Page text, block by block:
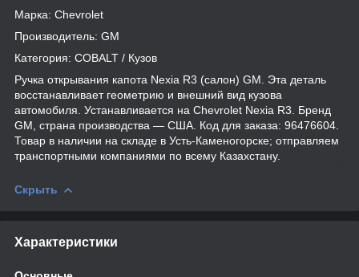
Марка: Chevrolet
Производитель: GM
Категория: COBALT / Кузов
Ручка открывания капота Nexia R3 (салон) GM. Эта деталь
восстанавливает геометрию и внешний вид кузова
автомобиля. Устанавливается на Chevrolet Nexia R3. Бренд
GM, страна производства — США. Код для заказа: 96476604.
Товар в наличии на складе в Усть-Каменогорске; отправляем
транспортными компаниями по всему Казахстану.
Скрыть
Характеристики